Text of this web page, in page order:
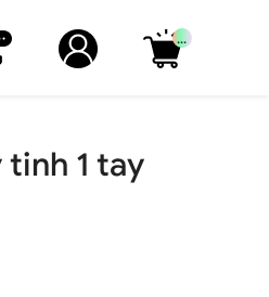
...
1 tay